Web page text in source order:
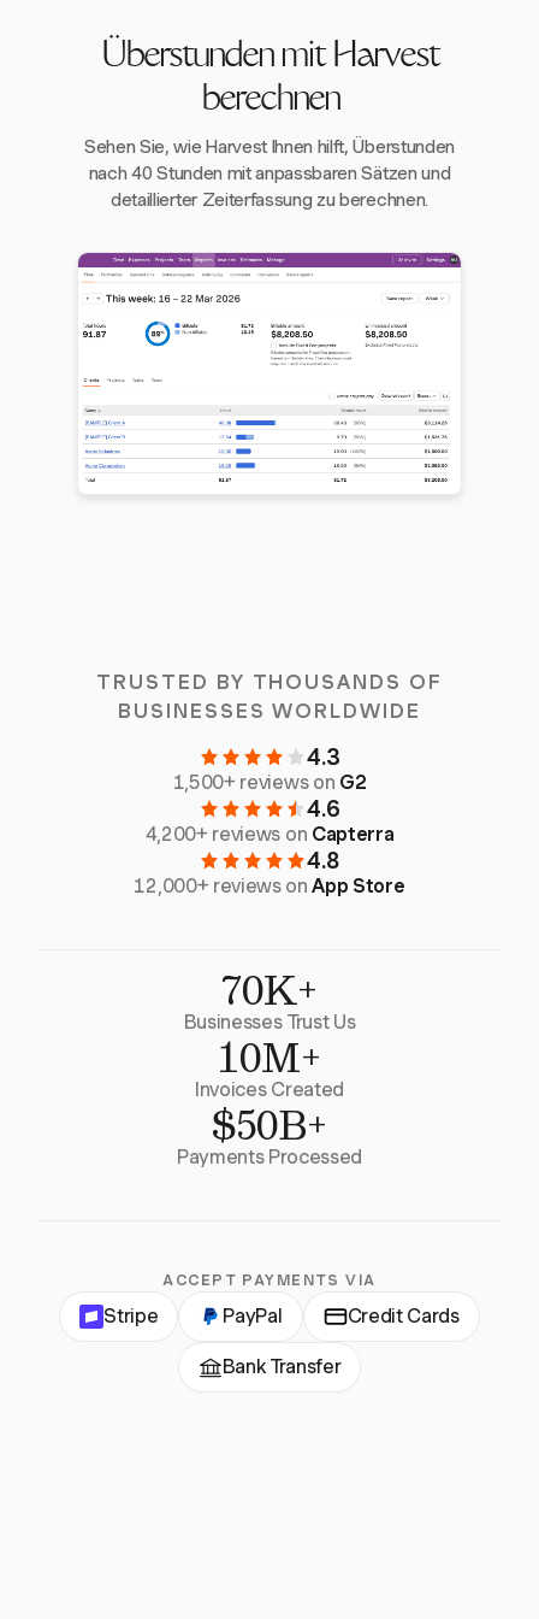
Überstunden mit Harvest
berechnen
Sehen Sie, wie Harvest Ihnen hilft, Überstunden
nach 40 Stunden mit anpassbaren Sätzen und
detaillierter Zeiterfassung zu berechnen.
TRUSTED BY THOUSANDS OF
BUSINESSES WORLDWIDE
4.3
1,500+ reviews on G2
4.6
4,200+ reviews on Capterra
4.8
12,000+ reviews onApp Store
70K+
Businesses Trust Us
10M+
Invoices Created
$50B+
Payments Processed
ACCEPT PAYMENTS VIA
Stripe PayPal Credit Cards
Bank Transfer